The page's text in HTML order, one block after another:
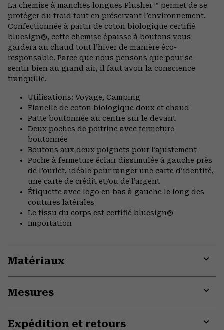
La chemise à manches longues Plusher™ permet de se
protéger du froid tout en préservant l’environnement.
Confectionnée à partir de coton biologique certifié
bluesign®, cette chemise épaisse à boutons vous
gardera au chaud tout l’hiver de manière éco-
responsable. Parce que nous pensons que pour se
sentir bien au grand air, il faut avoir la conscience
tranquille.
Utilisations: Voyage, Camping
Flanelle de coton biologique doux et chaud
Patte boutonnée au centre sur le devant
Deux poches de poitrine avec fermeture
boutonnée
Boutons aux deux poignets pour l’ajustement
Poche à fermeture éclair dissimulée à gauche près
de l’ourlet, idéale pour ranger une carte d’identité,
une carte de crédit et/ou de l’argent
Étiquette avec logo en bas à gauche le long des
coutures latérales
Le tissu du corps est certifié bluesign®
Importation
Matériaux
Mesures
Expédition et retours